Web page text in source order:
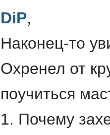
DiP,
Наконец-то
Охренел от
поучиться
1. Почему